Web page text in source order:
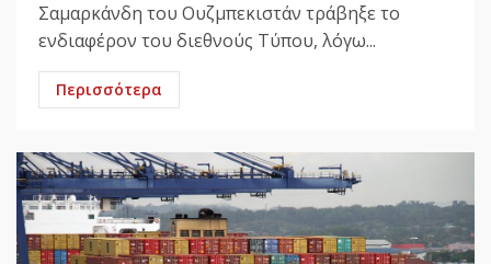
Σαμαρκάνδη του Ουζμπεκιστάν τράβηξε το
ενδιαφέρον του διεθνούς Τύπου, λόγω...
Περισσότερα